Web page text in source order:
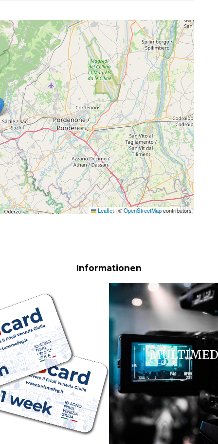
Leaflet|©OpenStreetMapcontributors
Informationen
CARD